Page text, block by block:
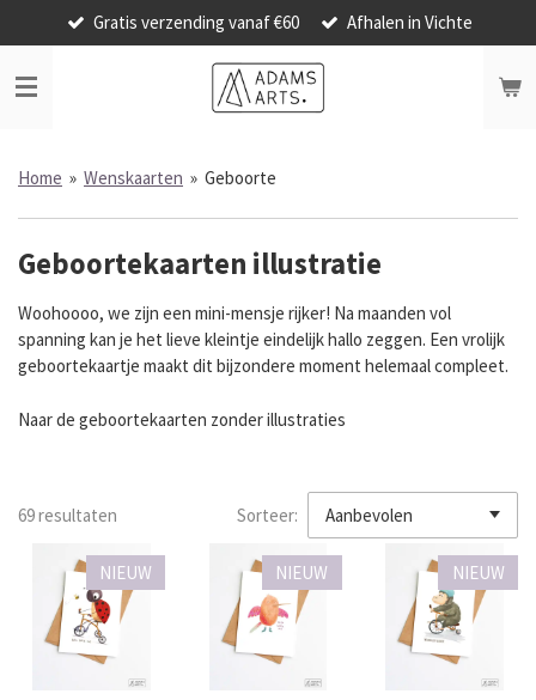
direct
naar
de
Gratis verzending vanaf €60 Afhalen in Vichte
Home » Wenskaarten » Geboorte
Geboortekaarten illustratie
Woohoooo, we zijn een mini-mensje rijker! Na maanden vol
spanning kan je het lieve kleintje eindelijk hallo zeggen. Een vrolijk
geboortekaartje maakt dit bijzondere moment helemaal compleet.
Naar de geboortekaarten zonder illustraties
69 resultaten Sorteer:
NIEUW NIEUW NIEUW